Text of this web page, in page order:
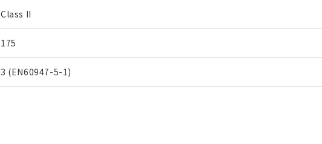
Class II
175
3 (EN60947-5-1)